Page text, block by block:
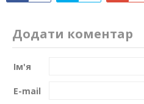
Додати коментар
Ім'я
E-mail